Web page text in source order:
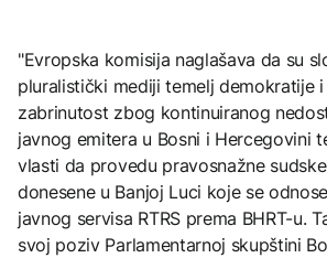
"Evropska komisija naglašava da su
pluralistički mediji temelj demokratije
zabrinutost zbog kontinuiranog
javnog emitera u Bosni i Hercegovini
vlasti da provedu pravosnažne
donesene u Banjoj Luci koje se
javnog servisa RTRS prema BHRT-u.
svoj poziv Parlamentarnoj skupštini